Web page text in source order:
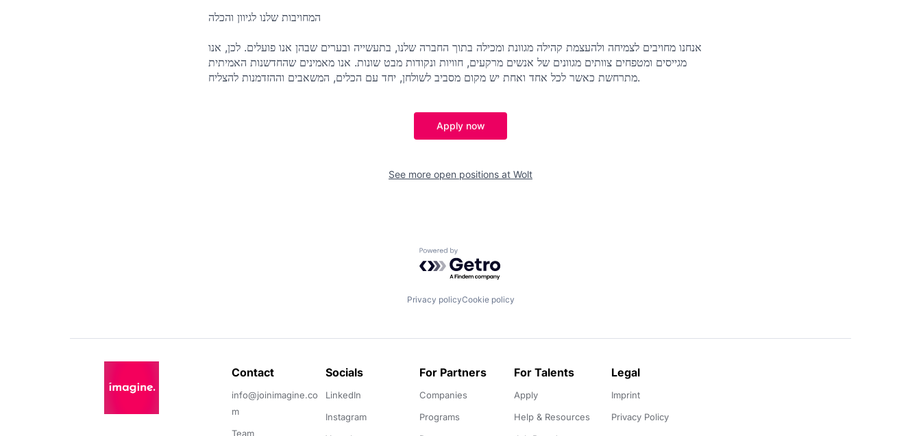
המחויבות שלנו לגיוון והכלה
אנחנו מחויבים לצמיחה ולהעצמת קהילה מגוונת ומכילה בתוך החברה שלנו, בתעשייה ובערים שבהן אנו פועלים. לכן, אנו
מגייסים ומטפחים צוותים מגוונים של אנשים מרקעים, חוויות ונקודות מבט שונות. אנו מאמינים שהחדשנות האמיתית
מתרחשת כאשר לכל אחד ואחת יש מקום מסביב לשולחן, יחד עם הכלים, המשאבים וההזדמנות להצליח.
Apply now
See more open positions at Wolt
Powered by Getro.com
Privacy policyCookie policy
Contact
info@joinimagine.co
m
Team
Socials
LinkedIn
Instagram
For Partners
Companies
Programs
For Talents
Apply
Help & Resources
Legal
Imprint
Privacy Policy